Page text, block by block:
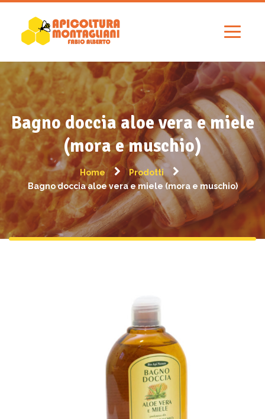
Bagno doccia aloe vera e miele
(mora e muschio)
Home
Prodotti
Bagno doccia aloe vera e miele (mora e muschio)